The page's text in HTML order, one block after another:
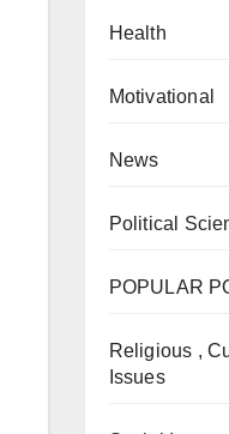
Health
Motivational
News
Political
POPULAR
Religious ,
Issues